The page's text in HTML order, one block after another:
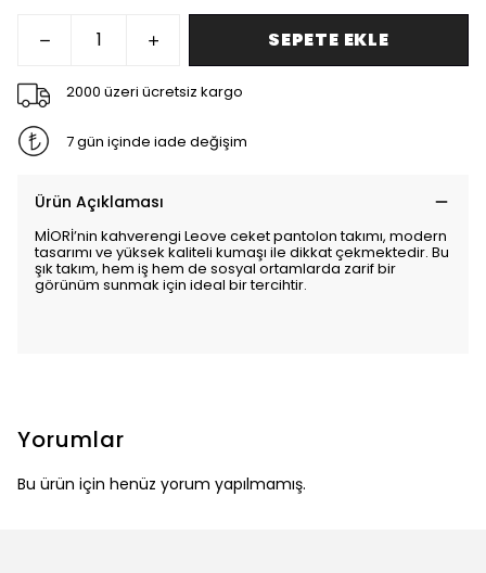
SEPETE EKLE
2000 üzeri ücretsiz kargo
7 gün içinde iade değişim
Ürün Açıklaması
MİORİ’nin kahverengi Leove ceket pantolon takımı, modern
tasarımı ve yüksek kaliteli kumaşı ile dikkat çekmektedir. Bu
şık takım, hem iş hem de sosyal ortamlarda zarif bir
görünüm sunmak için ideal bir tercihtir.
Yorumlar
Bu ürün için henüz yorum yapılmamış.